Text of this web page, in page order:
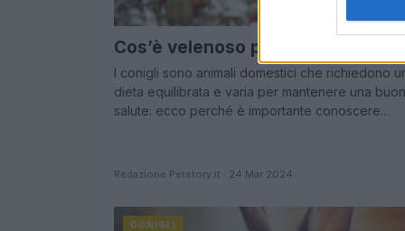
Cos’è velenoso per i conigli?
I conigli sono animali domestici che richiedono
dieta equilibrata e varia per mantenere una
salute: ecco perché è importante conoscere…
Redazione Petstory.it · 24 Mar 2024
CONIGLI